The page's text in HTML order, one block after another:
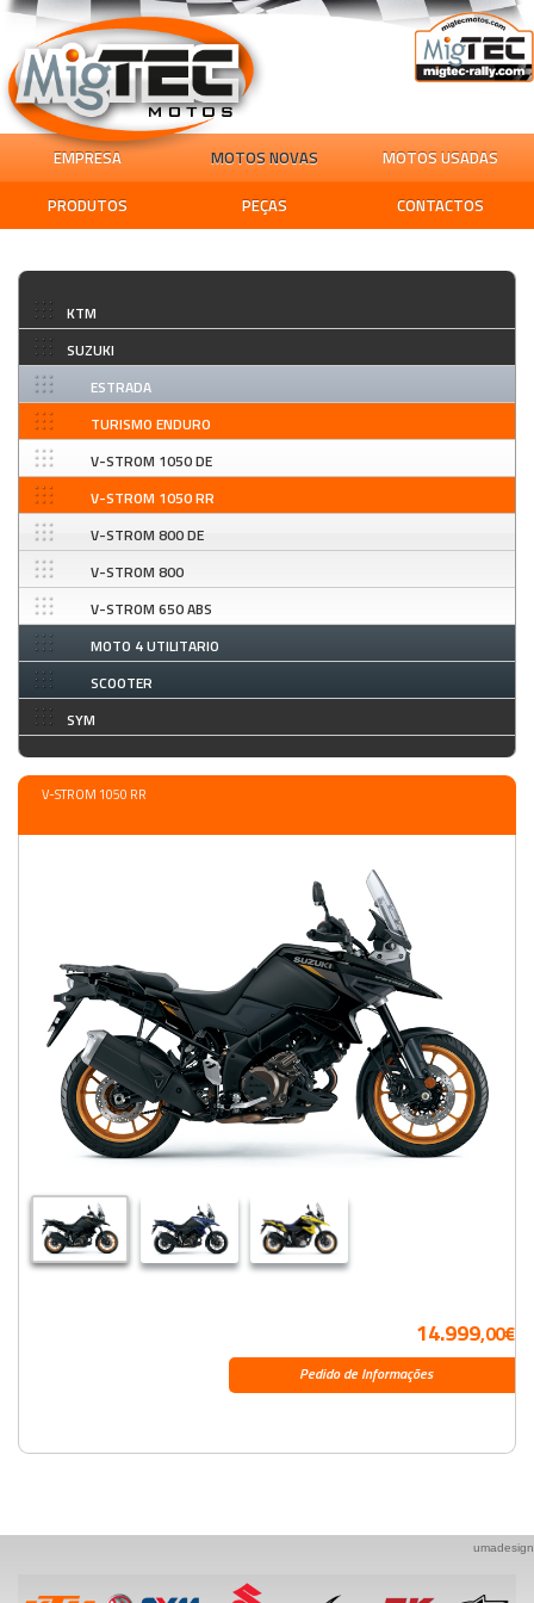
EMPRESA MOTOS NOVAS
MOTOS USADAS
PRODUTOS
PEÇAS CONTACTOS
KTM
SUZUKI
ESTRADA
TURISMO ENDURO
V-STROM 1050 DE
V-STROM 1050 RR
V-STROM 800 DE
V-STROM 800
V-STROM 650 ABS
MOTO 4 UTILITARIO
SCOOTER
SYM
V-STROM 1050 RR
14.999,00€
Pedido de Informações
umadesign